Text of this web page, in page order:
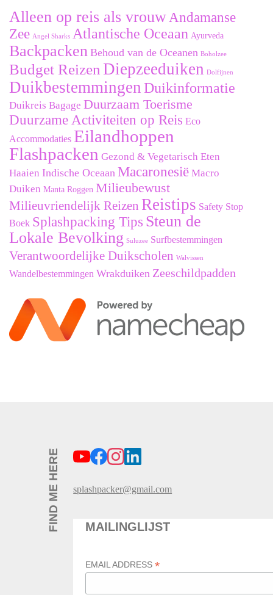
Alleen op reis als vrouwAndamanse
Zee Angel Sharks Atlantische Oceaan Ayurveda
Backpacken Behoud van de Oceanen Boholzee
Budget Reizen Diepzeeduiken Dolfijnen
DuikbestemmingenDuikinformatie
Duikreis Bagage Duurzaam Toerisme
Duurzame Activiteiten op Reis Eco
Accommodaties Eilandhoppen
Flashpacken Gezond & Vegetarisch Eten
Haaien Indische Oceaan Macaronesië Macro
Duiken Manta Roggen Milieubewust
Milieuvriendelijk Reizen Reistips Safety Stop
Boek Splashpacking Tips Steun de
Lokale Bevolking Suluzee Surfbestemmingen
Verantwoordelijke Duikscholen Walvissen
Wandelbestemmingen Wrakduiken Zeeschildpadden
FIND ME HERE splashpacker@gmail.com
MAILINGLIJST
EMAIL ADDRESS*